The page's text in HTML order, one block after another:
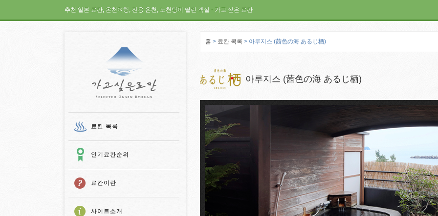
추천 일본 료칸, 온천여행, 전용 온천, 노천탕이 딸린 객실 - 가고 싶은 료칸
료칸 목록
인기료칸순위
료칸이란
사이트소개
홈 > 료칸 목록 > 아루지스 (茜色の海 あるじ栖)
아루지스 (茜色の海 あるじ栖)